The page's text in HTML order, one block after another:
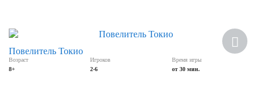
Повелитель Токио
Возраст
8+
Игроков
2-6
Время игры
от 30 мин.